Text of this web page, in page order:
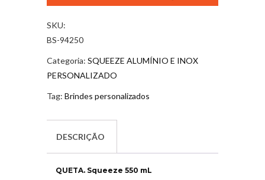
acabamento
mate
quantidade
SKU:
BS-94250
Categoria: SQUEEZE ALUMÍNIO E INOX
PERSONALIZADO
Tag: Brindes personalizados
DESCRIÇÃO
QUETA. Squeeze 550 mL